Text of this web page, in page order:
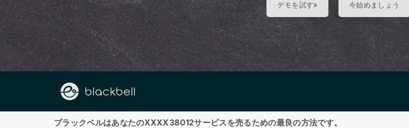
デモを試す» 今始めましょう
私たちに関しては
ブラックベルはあなたのXXXX38012サービスを売るための最良の方法です。